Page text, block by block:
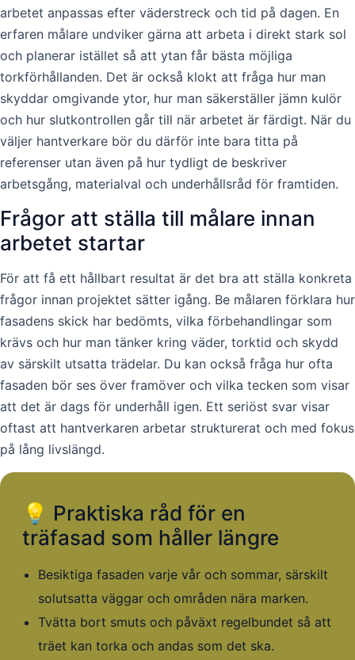
arbetet anpassas efter väderstreck och tid på dagen. En
erfaren målare undviker gärna att arbeta i direkt stark sol
och planerar istället så att ytan får bästa möjliga
torkförhållanden. Det är också klokt att fråga hur man
skyddar omgivande ytor, hur man säkerställer jämn kulör
och hur slutkontrollen går till när arbetet är färdigt. När du
väljer hantverkare bör du därför inte bara titta på
referenser utan även på hur tydligt de beskriver
arbetsgång, materialval och underhållsråd för framtiden.
Frågor att ställa till målare innan
arbetet startar
För att få ett hållbart resultat är det bra att ställa konkreta
frågor innan projektet sätter igång. Be målaren förklara hur
fasadens skick har bedömts, vilka förbehandlingar som
krävs och hur man tänker kring väder, torktid och skydd
av särskilt utsatta trädelar. Du kan också fråga hur ofta
fasaden bör ses över framöver och vilka tecken som visar
att det är dags för underhåll igen. Ett seriöst svar visar
oftast att hantverkaren arbetar strukturerat och med fokus
på lång livslängd.
💡 Praktiska råd för en
träfasad som håller längre
Besiktiga fasaden varje vår och sommar, särskilt
solutsatta väggar och områden nära marken.
Tvätta bort smuts och påväxt regelbundet så att
träet kan torka och andas som det ska.